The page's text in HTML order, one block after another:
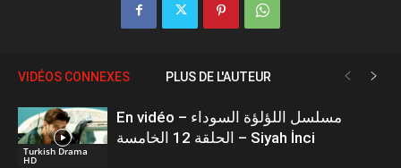
VIDÉOS CONNEXES PLUS DE L'AUTEUR
Turkish Drama
HD
En vidéo – مسلسل اللؤلؤة السوداء
الحلقة 12 الخامسة – Siyah İnci